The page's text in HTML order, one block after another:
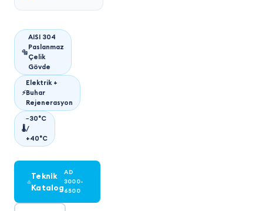
🔩
AISI 304
Paslanmaz
Çelik
Gövde
⚡
Elektrik +
Buhar
Rejenerasyon
🌡
−30°C
/
+40°C
Teknik
Katalog
AD
3000-
6500